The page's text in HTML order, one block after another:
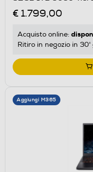
€ 1.799,00
Acquisto online:
Ritiro in negozio in
Aggiungi M365